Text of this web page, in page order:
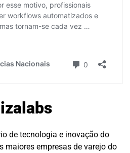
de tecnologia e inovação do
maiores empresas de varejo do